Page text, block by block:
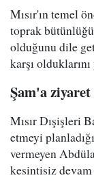
Mısır'ın temel
toprak
olduğunu dile
karşı
Şam'a ziyaret
Mısır Dışişleri
etmeyi
vermeyen
kesintisiz